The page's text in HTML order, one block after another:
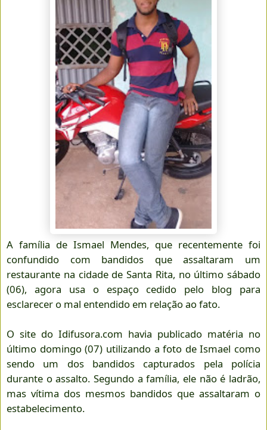
A família de Ismael Mendes, que recentemente foi
confundido com bandidos que assaltaram um
restaurante na cidade de Santa Rita, no último sábado
(06), agora usa o espaço cedido pelo blog para
esclarecer o mal entendido em relação ao fato.
O site do Idifusora.com havia publicado matéria no
último domingo (07) utilizando a foto de Ismael como
sendo um dos bandidos capturados pela polícia
durante o assalto. Segundo a família, ele não é ladrão,
mas vítima dos mesmos bandidos que assaltaram o
estabelecimento.